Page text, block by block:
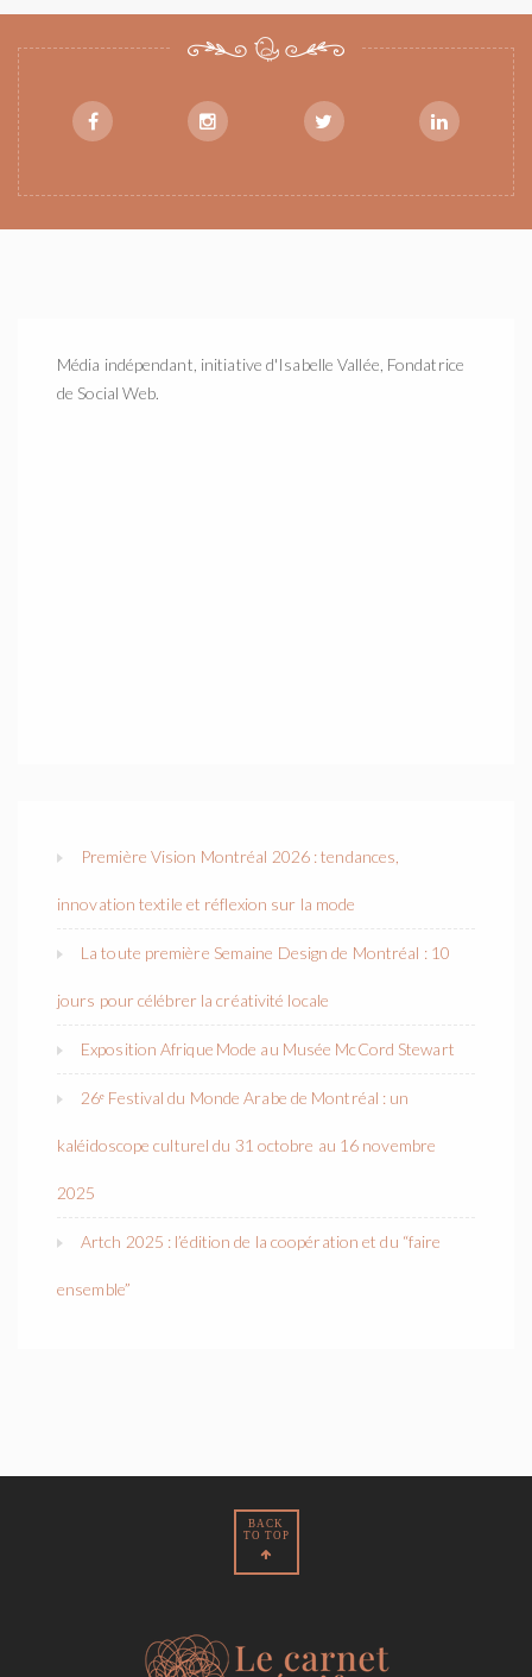
Média indépendant, initiative d'Isabelle Vallée, Fondatrice
de Social Web.
Première Vision Montréal 2026 : tendances,
innovation textile et réflexion sur la mode
La toute première Semaine Design de Montréal : 10
jours pour célébrer la créativité locale
Exposition Afrique Mode au Musée McCord Stewart
26ᵉ Festival du Monde Arabe de Montréal : un
kaléidoscope culturel du 31 octobre au 16 novembre
2025
Artch 2025 : l’édition de la coopération et du “faire
ensemble”
BACK
TO TOP